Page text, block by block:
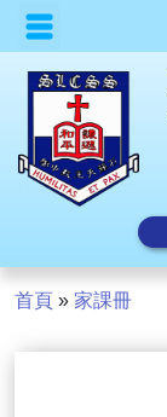
首頁 » 家課冊